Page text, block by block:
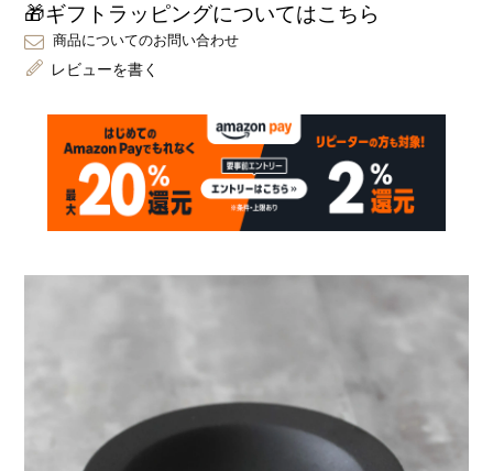
🎁ギフトラッピングについてはこちら
商品についてのお問い合わせ
レビューを書く